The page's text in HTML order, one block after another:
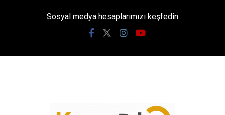
Sosyal medya hesaplarımızı keşfedin